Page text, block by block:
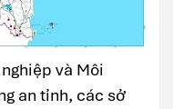
và Môi
an tỉnh, các sở